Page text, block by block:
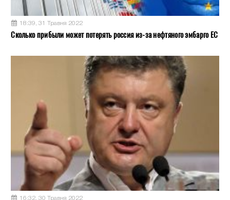
18:39, 31 Травня 2022
Сколько прибыли может потерять россия из-за нефтяного эмбарго ЕС
16:32, 30 Травня 2022